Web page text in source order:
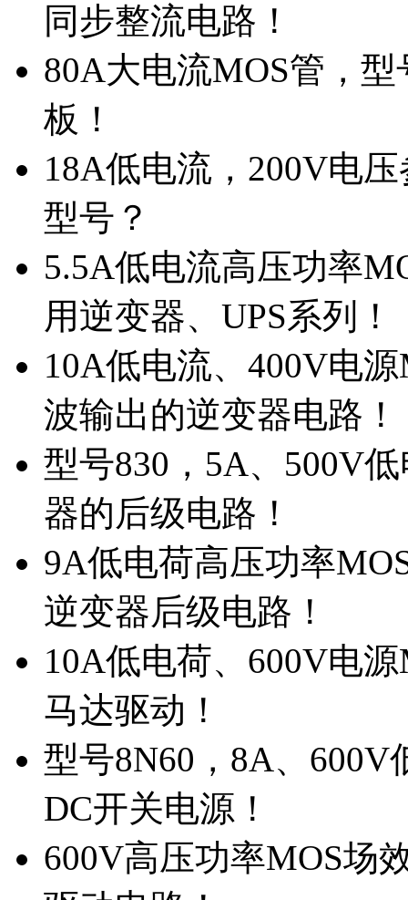
同步整流电路！
80A大电流MOS管，
板！
18A低电流，200V电
型号？
5.5A低电流高压功率
用逆变器、UPS系列！
10A低电流、400V电
波输出的逆变器电路！
型号830，5A、500V
器的后级电路！
9A低电荷高压功率
逆变器后级电路！
10A低电荷、600V电
马达驱动！
型号8N60，8A、
DC开关电源！
600V高压功率MOS场